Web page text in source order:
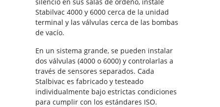
Stabilvac 4000 y 6000 cerca de la unidad
terminal y las válvulas cerca de las bombas
de vacío.
En un sistema grande, se pueden instalar
dos válvulas (4000 o 6000) y controlarlas a
través de sensores separados. Cada
Stalbivac es fabricado y testeado
individualmente bajo estrictas condiciones
para cumplir con los estándares ISO.